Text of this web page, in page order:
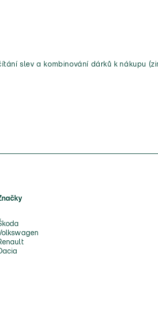
slev a kombinování dárků k nákupu